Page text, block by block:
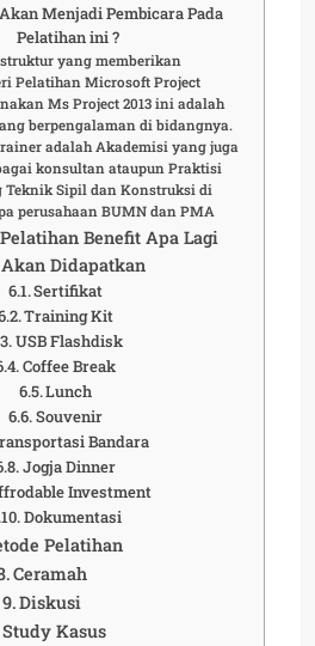
Menjadi Pembicara Pada
Pelatihan ini ?
yang memberikan
Pelatihan Microsoft Project
Ms Project 2013 ini adalah
berpengalaman di bidangnya.
adalah Akademisi yang juga
konsultan ataupun Praktisi
Teknik Sipil dan Konstruksi di
perusahaan BUMN dan PMA
Benefit Apa Lagi
Didapatkan
Sertifikat
Training Kit
USB Flashdisk
Coffee Break
Lunch
Souvenir
Bandara
Jogja Dinner
Investment
Dokumentasi
Pelatihan
Ceramah
Diskusi
Study Kasus